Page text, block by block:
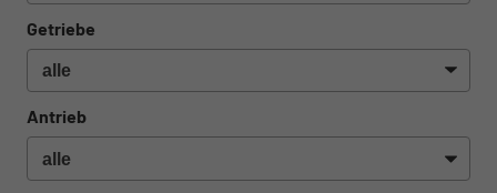
Getriebe
Antrieb